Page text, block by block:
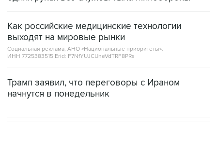
Как российские медицинские технологии
выходят на мировые рынки
Социальная реклама, АНО «Национальные приоритеты».
ИНН 7725383515 Erid: F7NfYUJCUneVdTRF8PRs
Трамп заявил, что переговоры с Ираном
начнутся в понедельник